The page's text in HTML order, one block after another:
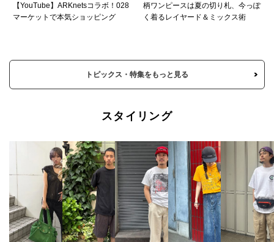
【YouTube】ARKnetsコラボ！028
マーケットで本気ショッピング
柄ワンピースは夏の切り札、今っぽ
く着るレイヤード＆ミックス術
トピックス・特集をもっと見る
スタイリング